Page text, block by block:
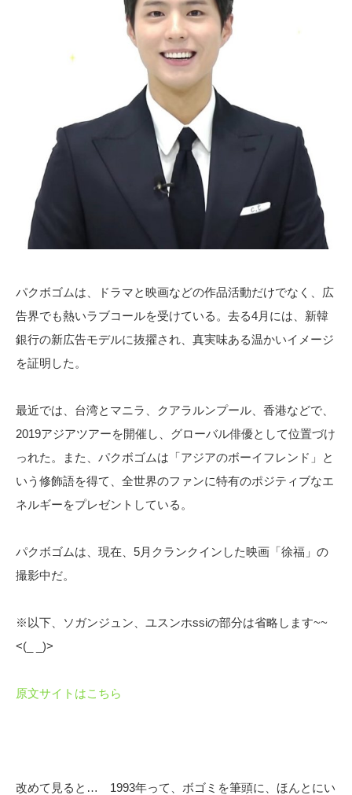
パクボゴムは、ドラマと映画などの作品活動だけでなく、広
告界でも熱いラブコールを受けている。去る4月には、新韓
銀行の新広告モデルに抜擢され、真実味ある温かいイメージ
を証明した。
最近では、台湾とマニラ、クアラルンプール、香港などで、
2019アジアツアーを開催し、グローバル俳優として位置づけ
っれた。また、パクボゴムは「アジアのボーイフレンド」と
いう修飾語を得て、全世界のファンに特有のポジティブなエ
ネルギーをプレゼントしている。
パクボゴムは、現在、5月クランクインした映画「徐福」の
撮影中だ。
※以下、ソガンジュン、ユスンホssiの部分は省略します~~
<(_ _)>
原文サイトはこちら
改めて見ると… 1993年って、ボゴミを筆頭に、ほんとにい